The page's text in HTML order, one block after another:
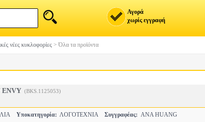
Αγορά
χωρίς εγγραφή
νέες κυκλοφορίες >Όλα τα προϊόντα
ENVY (BKS.1125053)
Υποκατηγορία: ΛΟΓΟΤΕΧΝΙΑ Συγγραφέας: ANA HUANG